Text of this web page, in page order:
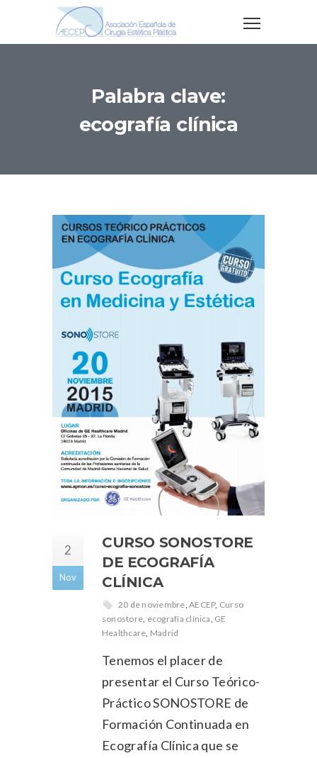
Palabra clave:
ecografía clínica
2
Nov
CURSO SONOSTORE
DE ECOGRAFÍA
CLÍNICA
20 de noviembre,AECEP, Curso
sonostore, ecografía clínica, GE
Healthcare, Madrid
Tenemos el placer de
presentar el Curso Teórico-
Práctico SONOSTORE de
Formación Continuada en
Ecografía Clínica que se